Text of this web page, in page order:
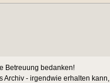
Betreuung bedanken!
Archiv - irgendwie erhalten